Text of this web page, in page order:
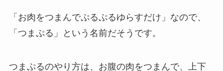
「お肉をつまんでぷるぷるゆらすだけ」なので、
「つまぷる」という名前だそうです。
つまぷるのやり方は、お腹の肉をつまんで、上下